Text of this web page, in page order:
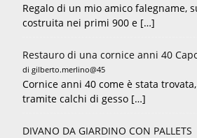
Regalo di un mio amico falegname,
costruita nei primi 900 e […]
Restauro di una cornice anni 40
di gilberto.merlino@45
Cornice anni 40 come è stata
tramite calchi di gesso […]
DIVANO DA GIARDINO CON PALLETS